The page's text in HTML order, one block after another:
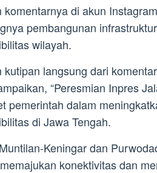
komentarnya di akun
pembangunan
wilayah.
kutipan langsung dari
“Peresmian Inpres
pemerintah dalam
di Jawa Tengah.
Keningar dan
konektivitas dan